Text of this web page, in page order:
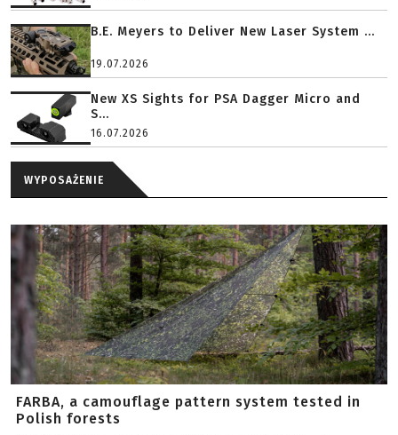
B.E. Meyers to Deliver New Laser System ...
19.07.2026
New XS Sights for PSA Dagger Micro and
S...
16.07.2026
WYPOSAŻENIE
FARBA, a camouflage pattern system tested in
Polish forests